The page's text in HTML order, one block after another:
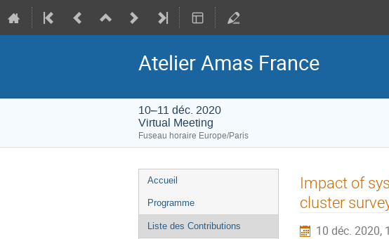
Atelier Amas France
10–11 déc. 2020
Virtual Meeting
Fuseau horaire Europe/Paris
Menu
de
l'événement
Accueil
Programme
Liste des Contributions
Impact of
cluster
10 déc. 2020,